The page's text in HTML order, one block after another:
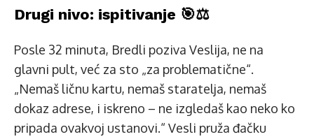
Drugi nivo: ispitivanje 🎯⚖️
Posle 32 minuta, Bredli poziva Veslija, ne na
glavni pult, već za sto „za problematične“.
„Nemaš ličnu kartu, nemaš staratelja, nemaš
dokaz adrese, i iskreno – ne izgledaš kao neko ko
pripada ovakvoj ustanovi.“ Vesli pruža đačku